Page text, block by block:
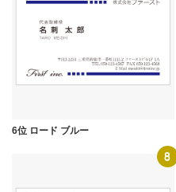
6位 ロード ブルー
8